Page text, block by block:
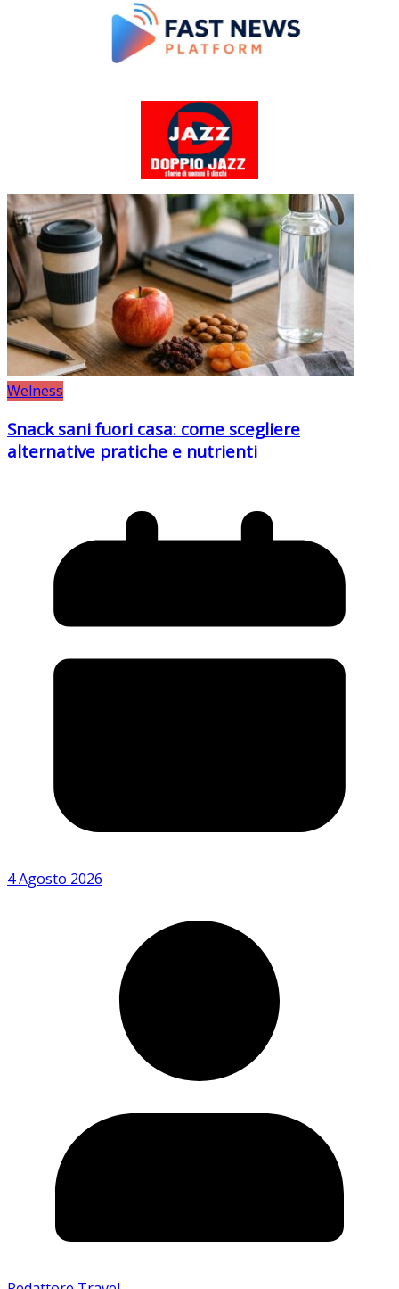
Welness
Snack sani fuori casa: come scegliere
alternative pratiche e nutrienti
4 Agosto 2026